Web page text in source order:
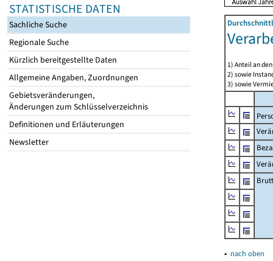
STATISTISCHE DATEN
Sachliche Suche
Regionale Suche
Kürzlich bereitgestellte Daten
Allgemeine Angaben, Zuordnungen
Gebietsveränderungen,
Änderungen zum Schlüsselverzeichnis
Definitionen und Erläuterungen
Newsletter
1) Anteil an
2) sowie
3) sowie
▴ nach oben